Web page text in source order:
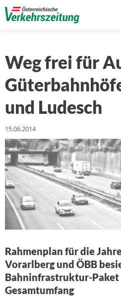
Weg frei für
und Ludesch
15.06.2014
Rahmenplan für die
Vorarlberg und ÖBB
Bahninfrastruktur-Paket
Gesamtumfang